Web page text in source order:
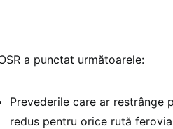
a punctat următoarele:
Prevederile care ar
redus pentru orice rută